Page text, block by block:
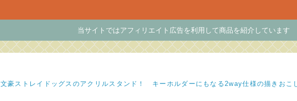
当サイトではアフィリエイト広告を利用して商品を紹介しています
文豪ストレイドッグスのアクリルスタンド！ キーホルダーにもなる2way仕様の描きおこ